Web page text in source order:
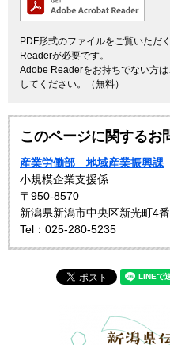
PDF形式のファイルをご覧いただ
Readerが必要です。
Adobe Readerをお持ちでない方
してください。（無料）
このページに関するお
産業労働部 地域産業振興課
小規模企業支援係
〒950-8570
新潟県新潟市中央区新光町4
Tel：025-280-5235